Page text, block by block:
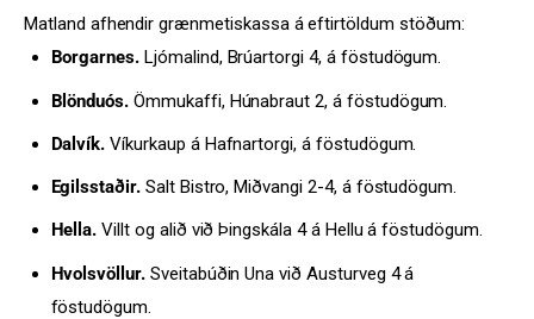
Matland afhendir grænmetiskassa á eftirtöldum stöðum:
Borgarnes. Ljómalind, Brúartorgi 4, á föstudögum.
Blönduós. Ömmukaffi, Húnabraut 2, á föstudögum.
Dalvík. Víkurkaup á Hafnartorgi, á föstudögum.
Egilsstaðir.Salt Bistro, Miðvangi 2-4, á föstudögum.
Hella. Villt og alið við Þingskála 4 á Hellu á föstudögum.
Hvolsvöllur.Sveitabúðin Una við Austurveg 4 á
föstudögum.